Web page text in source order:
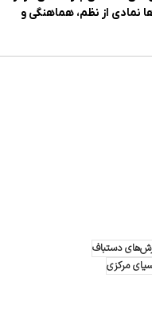
نمادی از نظم، هماهنگی و
دستباف
مرکزی